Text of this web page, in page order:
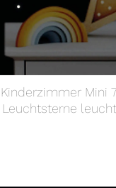
Mini